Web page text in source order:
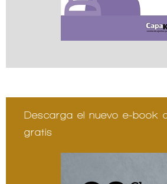
Descarga el nuevo e-book
gratis